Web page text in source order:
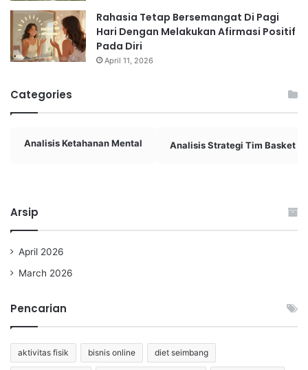
Rahasia Tetap Bersemangat Di Pagi
Hari Dengan Melakukan Afirmasi Positif
Pada Diri
April 11, 2026
Categories
Analisis Ketahanan Mental Analisis Strategi Tim Basket
Arsip
April 2026
March 2026
Pencarian
aktivitas fisik bisnis online diet seimbang